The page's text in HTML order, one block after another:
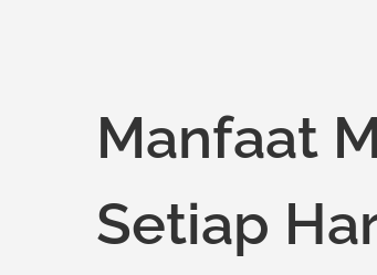
Manfaat
Setiap